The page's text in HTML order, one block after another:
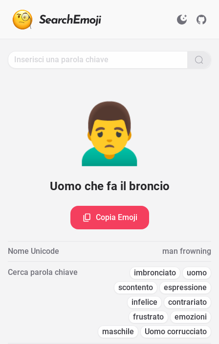
Click
🙍‍♂️
Uomo che fa il broncio
Copia Emoji
Nome Unicode man frowning
Cerca parola chiave imbronciato
uomo
scontento
espressione
infelice
contrariato
frustrato
emozioni
maschile
Uomo corrucciato